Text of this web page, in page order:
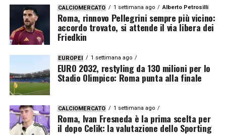
CALCIOMERCATO 1 settimana ago Alberto Petrosilli
Roma, rinnovo Pellegrini sempre più vicino:
accordo trovato, si attende il via libera dei
Friedkin
EUROPEI 1 settimana ago
EURO 2032, restyling da 130 milioni per lo
Stadio Olimpico: Roma punta alla finale
CALCIOMERCATO 1 settimana ago
Roma, Ivan Fresneda è la prima scelta per
il dopo Celik: la valutazione dello Sporting